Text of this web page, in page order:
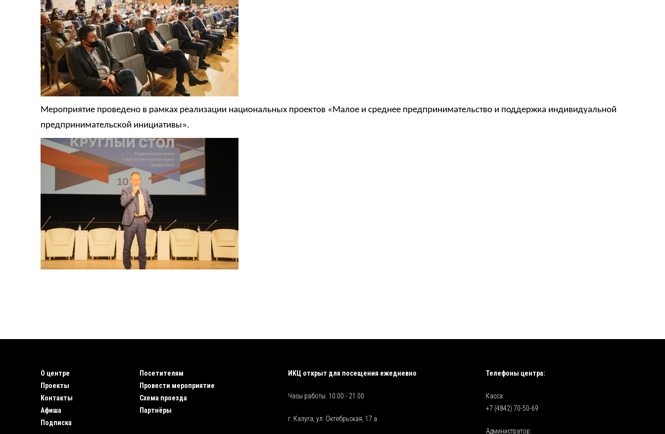
Мероприятие проведено в рамках реализации национальных проектов «Малое и среднее предпринимательство и поддержка индивидуальной
предпринимательской инициативы».
О центре
Проекты
Контакты
Афиша
Подписка
Посетителям
Провести мероприятие
Схема проезда
Партнёры
ИКЦ открыт для посещения ежедневно
Часы работы: 10:00 - 21:00
г. Калуга, ул. Октябрьская, 17 а
Телефоны центра:
Касса:
+7 (4842) 70-50-69
Администратор: